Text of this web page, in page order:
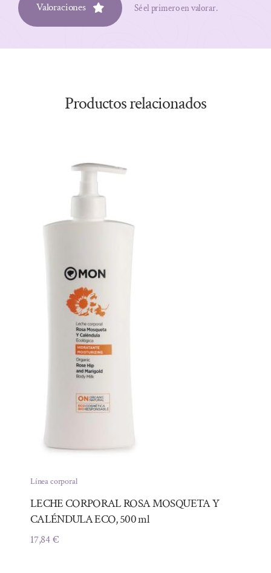
Valoraciones Sé el primero en valorar.
Productos relacionados
Línea corporal
LECHE CORPORAL ROSA MOSQUETA Y
CALÉNDULA ECO, 500 ml
17,84€